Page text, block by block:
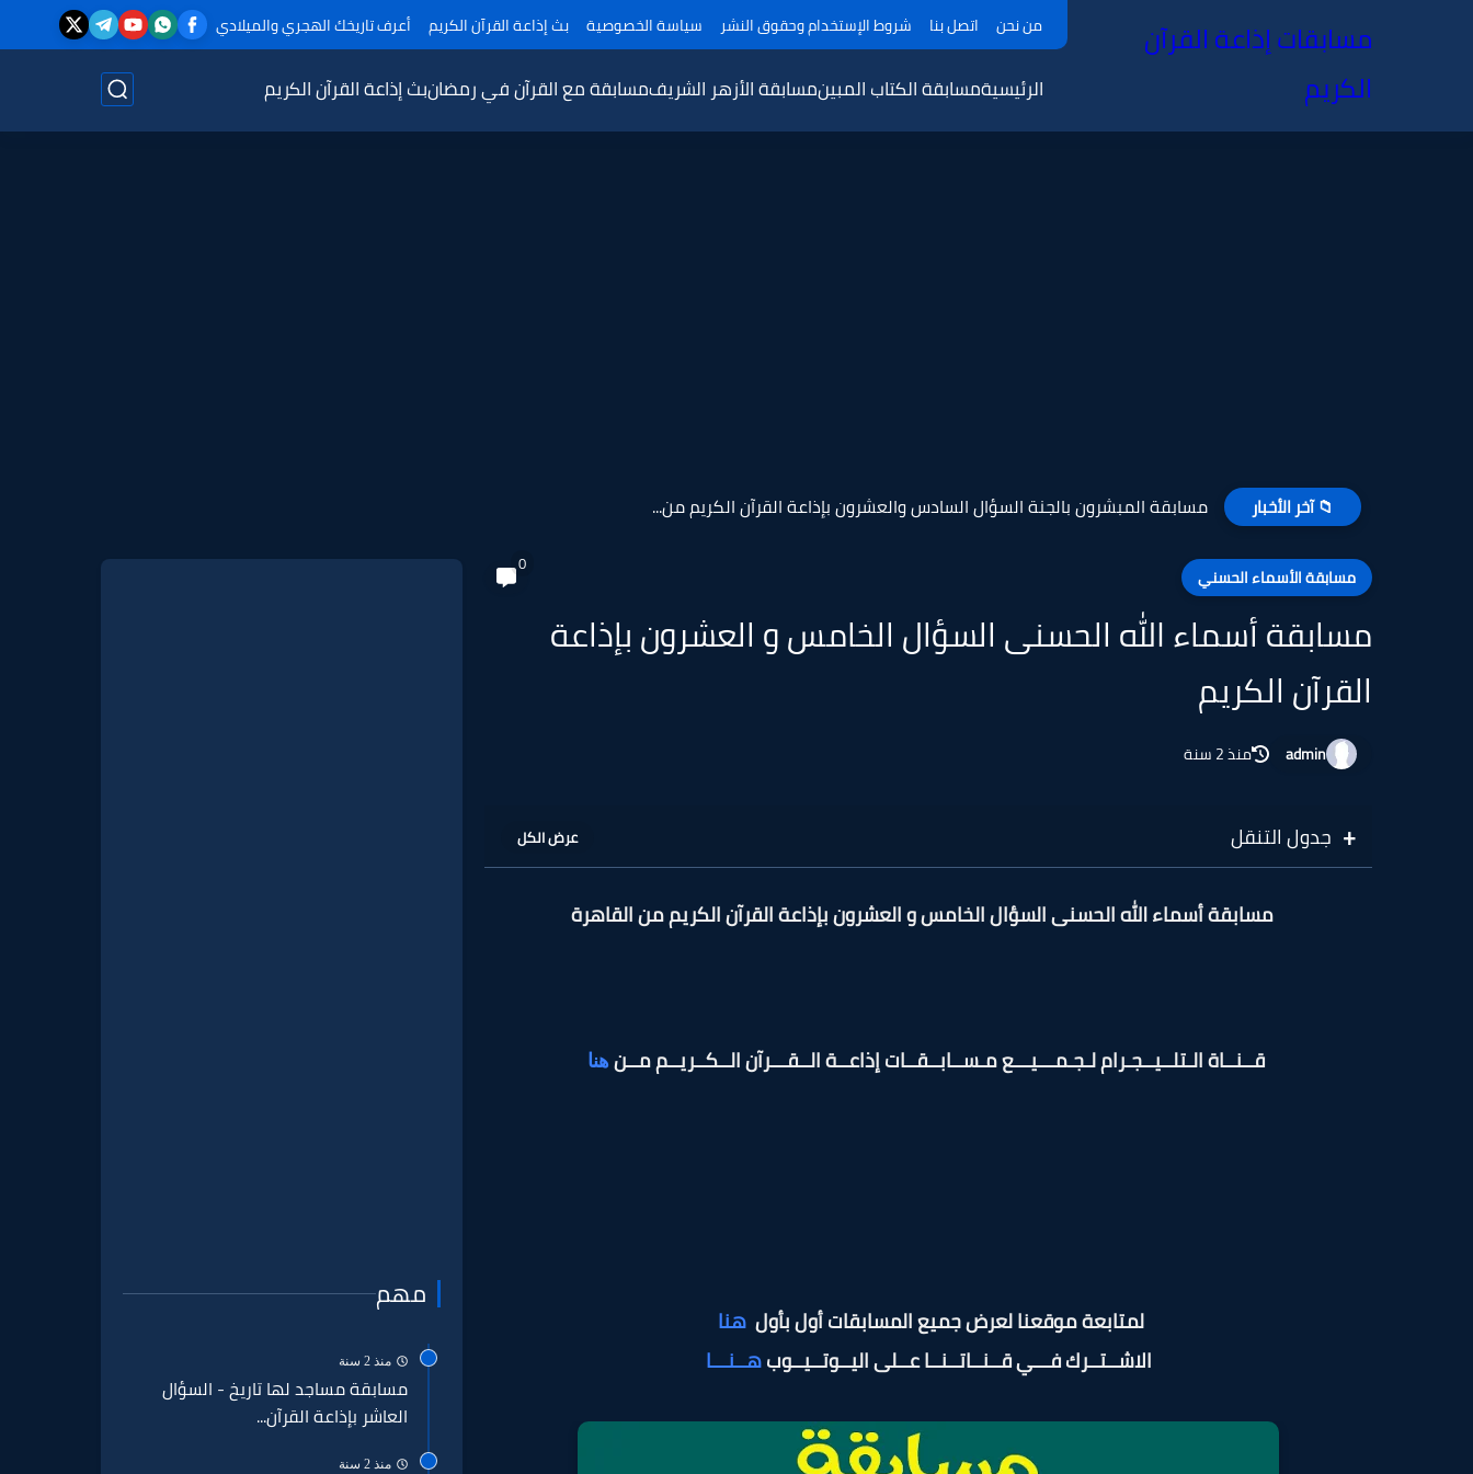
من نحن اتصل بنا شروط الإستخدام وحقوق النشر سياسة الخصوصية بث إذاعة القرآن الكريم أعرف تاريخك الهجري والميلادي
مسابقات إذاعة القرآن
الكريم
الرئيسيةمسابقة الكتاب المبينمسابقة الأزهر الشريفمسابقة مع القرآن في رمضانبث إذاعة القرآن الكريم
📁 آخر الأخبار مسابقة المبشرون بالجنة السؤال السادس والعشرون بإذاعة القرآن الكريم من...
مسابقة الأسماء الحسني 0
مسابقة أسماء الله الحسنى السؤال الخامس و العشرون بإذاعة
القرآن الكريم
admin منذ 2 سنة
جدول التنقل
مسابقة أسماء الله الحسنى السؤال الخامس و العشرون بإذاعة القرآن الكريم من القاهرة
قــنــاة الـتلــيــجـرام لـجـمـــيـــع مـســابــقــات إذاعــة الــقـــرآن الــكــريــم مــن هنا
لمتابعة موقعنا لعرض جميع المسابقات أول بأول هنا
الاشــتــرك فـــي قــنــاتــنــا عــلى اليــوتــيــوبهــنـــا
مهم
منذ 2 سنة
مسابقة مساجد لها تاريخ - السؤال
العاشر بإذاعة القرآن...
منذ 2 سنة